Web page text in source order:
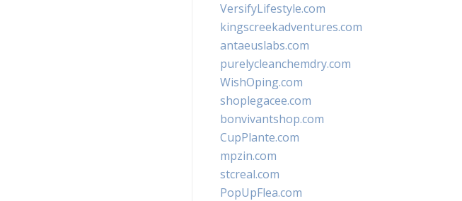
VersifyLifestyle.com
kingscreekadventures.com
antaeuslabs.com
purelycleanchemdry.com
WishOping.com
shoplegacee.com
bonvivantshop.com
CupPlante.com
mpzin.com
stcreal.com
PopUpFlea.com